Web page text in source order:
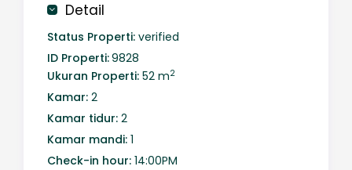
Anda di Sleeprest untuk menikmati suasana
bersantai dan istirahat yang sempurna.
Nikmati hunian nyaman di Pollux Habibie B1001,
apartemen modern dengan fasilitas lengkap
di Batam. Lokasi strategis, dekat mal, restoran,
dan pusat bisnis. Unit ini dilengkapi perabotan
lengkap, WiFi, dan keamanan 24 jam. Pesan
Detail
Status Properti: verified
ID Properti:9828
Ukuran Properti: 52 m2
Kamar: 2
Kamar tidur: 2
Kamar mandi: 1
Check-in hour: 14:00PM